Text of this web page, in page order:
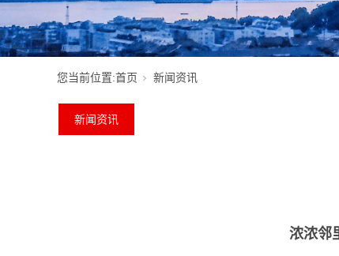
您当前位置:首页 新闻资讯
新闻资讯
浓浓邻